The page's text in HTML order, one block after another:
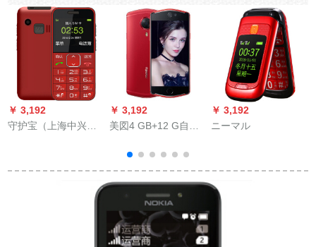
￥ 3,192
守护宝（上海中兴）L
フ生徒予备ビルネ机
￥ 3,192
美図4 GB+12 G自撮
￥ 3,192
ニーマル